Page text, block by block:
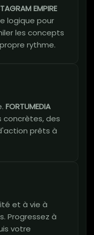
EMPIRE
logique pour
les concepts
rythme.
FORTUMEDIA
des
prêts à
et à vie à
Progressez à
votre